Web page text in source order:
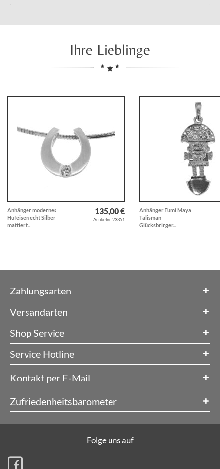
Ihre Lieblinge
Anhänger modernes
Hufeisen echt Silber
mattiert...
135,00 €
Artikelnr. 23351
Anhänger Tumi Maya
Talisman
Glücksbringer...
Zahlungsarten
Versandarten
Shop Service
Service Hotline
Kontakt per E-Mail
Zufriedenheitsbarometer
Folge uns auf